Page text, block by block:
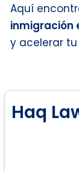
Aquí
inmigración
y acelerar
Haq